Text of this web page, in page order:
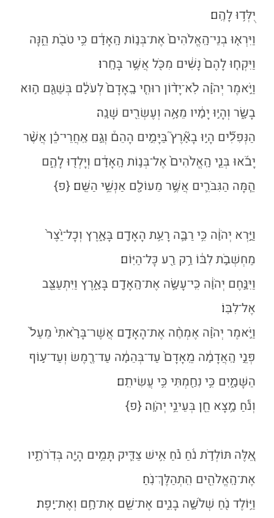
יֻלְּד֥וּ לָהֶֽם׃
וַיִּרְא֤וּ בְנֵי־הָֽאֱלֹהִים֙ אֶת־בְּנ֣וֹת הָֽאָדָ֔ם כִּ֥י טֹבֹ֖ת הֵ֑נָּה
וַיִּקְח֤וּ לָהֶם֙ נָשִׁ֔ים מִכֹּ֖ל אֲשֶׁ֥ר בָּחָֽרוּ׃
וַיֹּ֣אמֶר יְהֹוָ֗ה לֹֽא־יָד֨וֹן רוּחִ֤י בָֽאָדָם֙ לְעֹלָ֔ם בְּשַׁגַּ֖ם ה֣וּא
בָשָׂ֑ר וְהָי֣וּ יָמָ֔יו מֵאָ֥ה וְעֶשְׂרִ֖ים שָׁנָֽה׃
הַנְּפִלִ֞ים הָי֣וּ בָאָ֘רֶץ֮ בַּיָּמִ֣ים הָהֵם֒ וְגַ֣ם אַֽחֲרֵי־כֵ֗ן אֲשֶׁ֨ר
יָבֹ֜אוּ בְּנֵ֤י הָֽאֱלֹהִים֙ אֶל־בְּנ֣וֹת הָֽאָדָ֔ם וְיָלְד֖וּ לָהֶ֑ם
הֵ֧מָּה הַגִּבֹּרִ֛ים אֲשֶׁ֥ר מֵעוֹלָ֖ם אַנְשֵׁ֥י הַשֵּֽׁם׃ {פ}
וַיַּ֣רְא יְהֹוָ֔ה כִּ֥י רַבָּ֛ה רָעַ֥ת הָאָדָ֖ם בָּאָ֑רֶץ וְכׇל־יֵ֙צֶר֙
מַחְשְׁבֹ֣ת לִבּ֔וֹ רַ֥ק רַ֖ע כׇּל־הַיּֽוֹם׃
וַיִּנָּ֣חֶם יְהֹוָ֔ה כִּֽי־עָשָׂ֥ה אֶת־הָֽאָדָ֖ם בָּאָ֑רֶץ וַיִּתְעַצֵּ֖ב
אֶל־לִבּֽוֹ׃
וַיֹּ֣אמֶר יְהֹוָ֗ה אֶמְחֶ֨ה אֶת־הָאָדָ֤ם אֲשֶׁר־בָּרָ֙אתִי֙ מֵעַל֙
פְּנֵ֣י הָֽאֲדָמָ֔ה מֵֽאָדָם֙ עַד־בְּהֵמָ֔ה עַד־רֶ֖מֶשׂ וְעַד־ע֣וֹף
הַשָּׁמָ֑יִם כִּ֥י נִחַ֖מְתִּי כִּ֥י עֲשִׂיתִֽם׃
וְנֹ֕חַ מָ֥צָא חֵ֖ן בְּעֵינֵ֥י יְהֹוָֽה׃ {פ}
אֵ֚לֶּה תּוֹלְדֹ֣ת נֹ֔חַ נֹ֗חַ אִ֥ישׁ צַדִּ֛יק תָּמִ֥ים הָיָ֖ה בְּדֹֽרֹתָ֑יו
אֶת־הָֽאֱלֹהִ֖ים הִֽתְהַלֶּךְ־נֹֽחַ׃
וַיּ֥וֹלֶד נֹ֖חַ שְׁלֹשָׁ֣ה בָנִ֑ים אֶת־שֵׁ֖ם אֶת־חָ֥ם וְאֶת־יָֽפֶת׃